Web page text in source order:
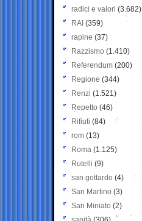
radici e valori (3.682)
RAI (359)
rapine (37)
Razzismo (1.410)
Referendum (200)
Regione (344)
Renzi (1.521)
Repetto (46)
Rifiuti (84)
rom (13)
Roma (1.125)
Rutelli (9)
san gottardo (4)
San Martino (3)
San Miniato (2)